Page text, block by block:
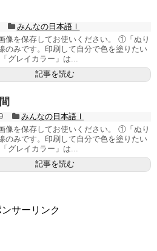
みんなの日本語Ⅰ
像を保存してお使いください。 ①「ぬり
のみです。印刷して自分で色を塗りたい
グレイカラー」は...
記事を読む
みんなの日本語Ⅰ
像を保存してお使いください。 ①「ぬり
のみです。印刷して自分で色を塗りたい
グレイカラー」は...
記事を読む
ンサーリンク